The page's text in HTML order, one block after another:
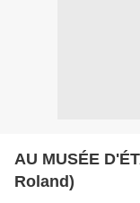
AU MUSÉE
Roland)